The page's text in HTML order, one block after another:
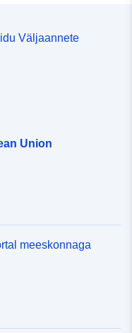
Väljaannete
Union
meeskonnaga